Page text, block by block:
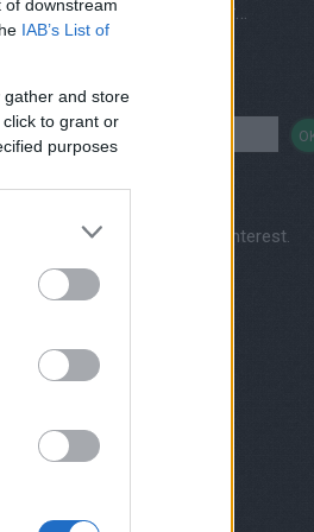
of downstream
IAB’s List of
gather and store
to grant or
purposes
Vegetáriánus és vegán éttermek, házhozszállítás
Keresés
Visit Kertkonyha's profile on Pinterest.
Partnereink